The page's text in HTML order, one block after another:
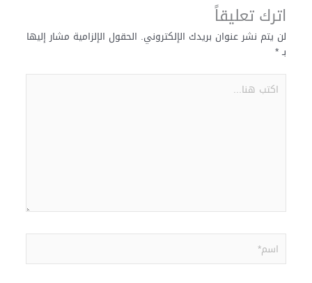
اترك تعليقاً
لن يتم نشر عنوان بريدك الإلكتروني. الحقول الإلزامية مشار إليها
بـ*
اكتب
هنا...